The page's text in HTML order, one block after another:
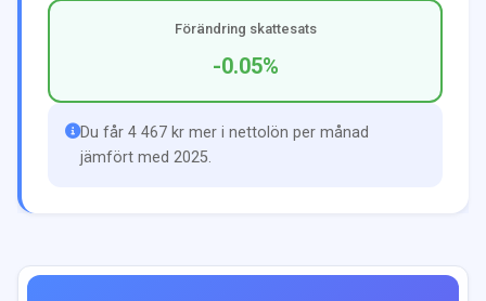
Förändring skattesats
-0.05%
Du får 4 467 kr mer i nettolön per månad
jämfört med 2025.